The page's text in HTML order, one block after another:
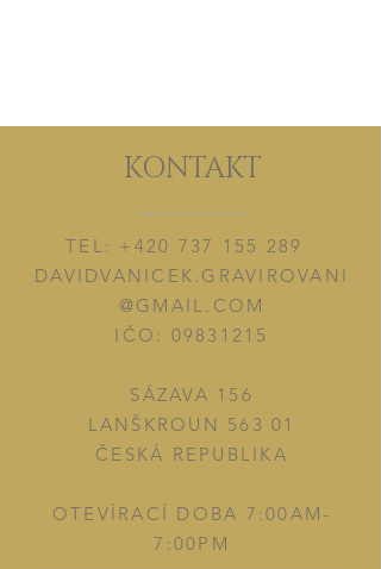
KONTAKT
TEL: +420 737 155 289
DAVIDVANICEK.GRAVIROVANI
@GMAIL.COM
IČO: 09831215
SÁZAVA 156
LANŠKROUN 563 01
ČESKÁ REPUBLIKA
OTEVÍRACÍ DOBA 7:00AM-
7:00PM